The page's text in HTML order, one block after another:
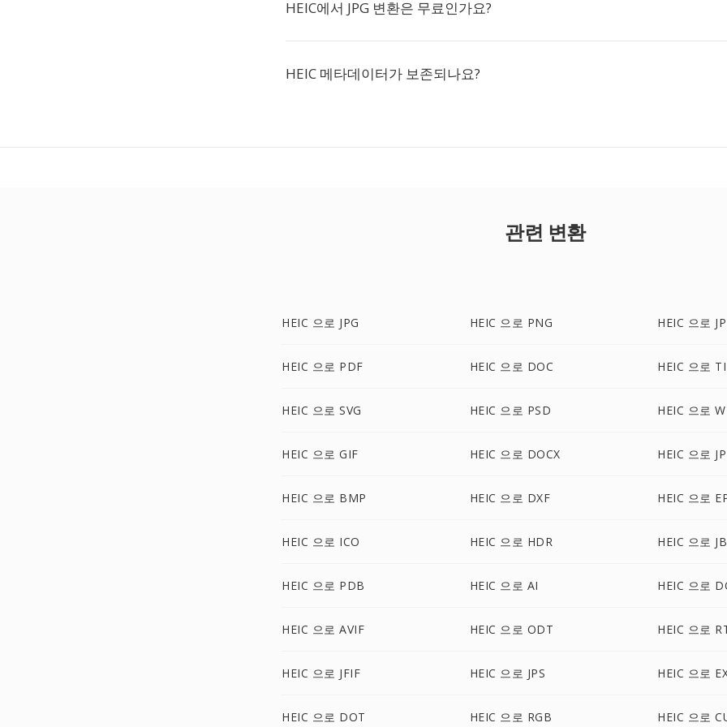
HEIC에서 JPG 변환은 무료인가요?
HEIC 메타데이터가 보존되나요?
관련 변환
HEIC 으로 JPG HEIC 으로 PNG HEIC 으로
HEIC 으로 PDF HEIC 으로 DOC HEIC 으로
HEIC 으로 SVG HEIC 으로 PSD HEIC 으로
HEIC 으로 GIF HEIC 으로 DOCX HEIC 으로
HEIC 으로 BMP HEIC 으로 DXF HEIC 으로
HEIC 으로 ICO HEIC 으로 HDR HEIC 으로
HEIC 으로 PDB HEIC 으로 AI HEIC 으로
HEIC 으로 AVIF HEIC 으로 ODT HEIC 으로
HEIC 으로 JFIF HEIC 으로 JPS HEIC 으로
HEIC 으로 DOT HEIC 으로 RGB HEIC 으로